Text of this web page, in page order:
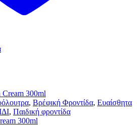
, Βρέφική Φροντίδα, Ευαίσθητα
, Παιδική φροντίδα
300ml